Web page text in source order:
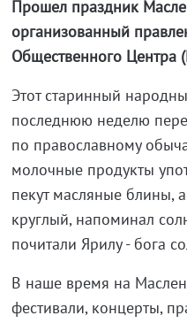
Прошел праздник
организованный
Общественного Центра
Этот старинный
последнюю неделю
по православному
молочные продукты
пекут масляные блины,
круглый, напоминал
почитали Ярилу - бога
В наше время на
фестивали, концерты,